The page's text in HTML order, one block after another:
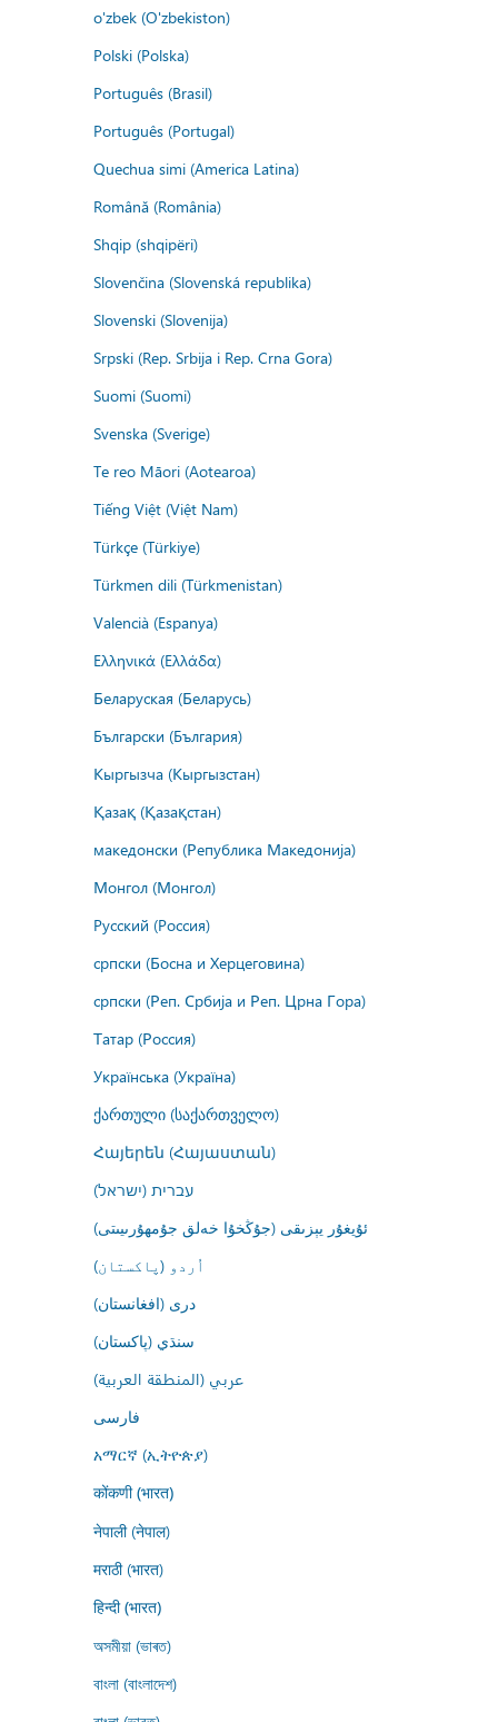
o'zbek (O'zbekiston)
Polski (Polska)
Português (Brasil)
Português (Portugal)
Quechua simi (America Latina)
Română (România)
Shqip (shqipëri)
Slovenčina (Slovenská republika)
Slovenski (Slovenija)
Srpski (Rep. Srbija i Rep. Crna Gora)
Suomi (Suomi)
Svenska (Sverige)
Te reo Māori (Aotearoa)
Tiếng Việt (Việt Nam)
Türkçe (Türkiye)
Türkmen dili (Türkmenistan)
Valencià (Espanya)
Ελληνικά (Ελλάδα)
Беларуская (Беларусь)
Български (България)
Кыргызча (Кыргызстан)
Қазақ (Қазақстан)
македонски (Република Македонија)
Монгол (Монгол)
Русский (Россия)
српски (Босна и Херцеговина)
српски (Реп. Србија и Реп. Црна Гора)
Татар (Россия)
Українська (Україна)
ქართული (საქართველო)
Հայերեն (Հայաստան)
עברית (ישראל)
ئۇيغۇر يېزىقى (جۇڭخۇا خەلق جۇمھۇرىيىتى)
اُردو (پاکستان)
درى (افغانستان)
سنڌي (پاکستان)
عربي (المنطقة العربية)
فارسى
አማርኛ (ኢትዮጵያ)
कोंकणी (भारत)
नेपाली (नेपाल)
मराठी (भारत)
हिन्दी (भारत)
অসমীয়া (ভাৰত)
বাংলা (বাংলাদেশ)